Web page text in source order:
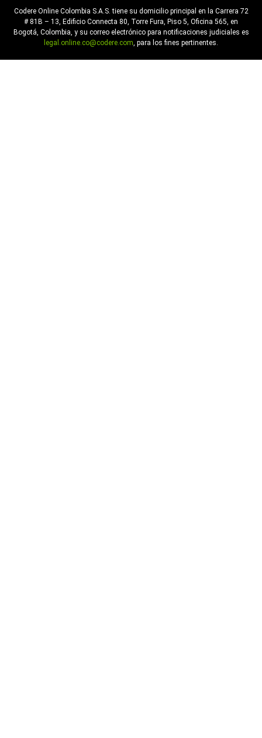
Codere Online Colombia S.A.S. tiene su domicilio principal en la Carrera 72
# 81B – 13, Edificio Connecta 80, Torre Fura, Piso 5, Oficina 565, en
Bogotá, Colombia, y su correo electrónico para notificaciones judiciales es
legal.online.co@codere.com , para los fines pertinentes.